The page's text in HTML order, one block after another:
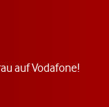
auf Vodafone!